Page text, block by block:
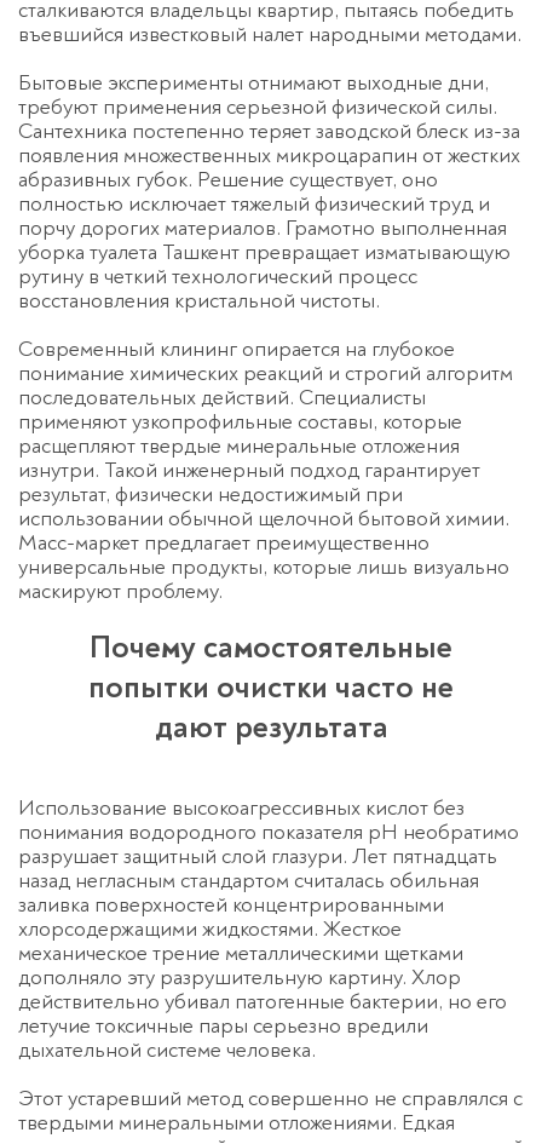
сталкиваются владельцы квартир, пытаясь победить
въевшийся известковый налет народными методами.
Бытовые эксперименты отнимают выходные дни,
требуют применения серьезной физической силы.
Сантехника постепенно теряет заводской блеск из-за
появления множественных микроцарапин от жестких
абразивных губок. Решение существует, оно
полностью исключает тяжелый физический труд и
порчу дорогих материалов. Грамотно выполненная
уборка туалета Ташкент превращает изматывающую
рутину в четкий технологический процесс
восстановления кристальной чистоты.
Современный клининг опирается на глубокое
понимание химических реакций и строгий алгоритм
последовательных действий. Специалисты
применяют узкопрофильные составы, которые
расщепляют твердые минеральные отложения
изнутри. Такой инженерный подход гарантирует
результат, физически недостижимый при
использовании обычной щелочной бытовой химии.
Масс-маркет предлагает преимущественно
универсальные продукты, которые лишь визуально
маскируют проблему.
Почему самостоятельные
попытки очистки часто не
дают результата
Использование высокоагрессивных кислот без
понимания водородного показателя pH необратимо
разрушает защитный слой глазури. Лет пятнадцать
назад негласным стандартом считалась обильная
заливка поверхностей концентрированными
хлорсодержащими жидкостями. Жесткое
механическое трение металлическими щетками
дополняло эту разрушительную картину. Хлор
действительно убивал патогенные бактерии, но его
летучие токсичные пары серьезно вредили
дыхательной системе человека.
Этот устаревший метод совершенно не справлялся с
твердыми минеральными отложениями. Едкая